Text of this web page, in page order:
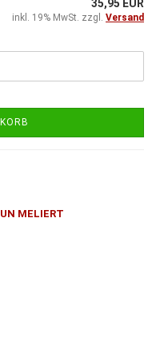
35,95 EUR
inkl. 19% MwSt. zzgl. Versand